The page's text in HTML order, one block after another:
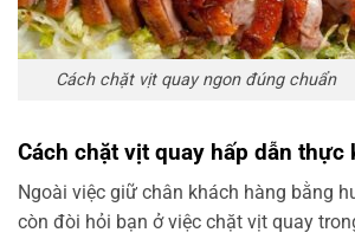
Cách chặt vịt quay ngon đúng chuẩn
Cách chặt vịt quay hấp dẫn thực
Ngoài việc giữ chân khách hàng bằng
còn đòi hỏi bạn ở việc chặt vịt quay